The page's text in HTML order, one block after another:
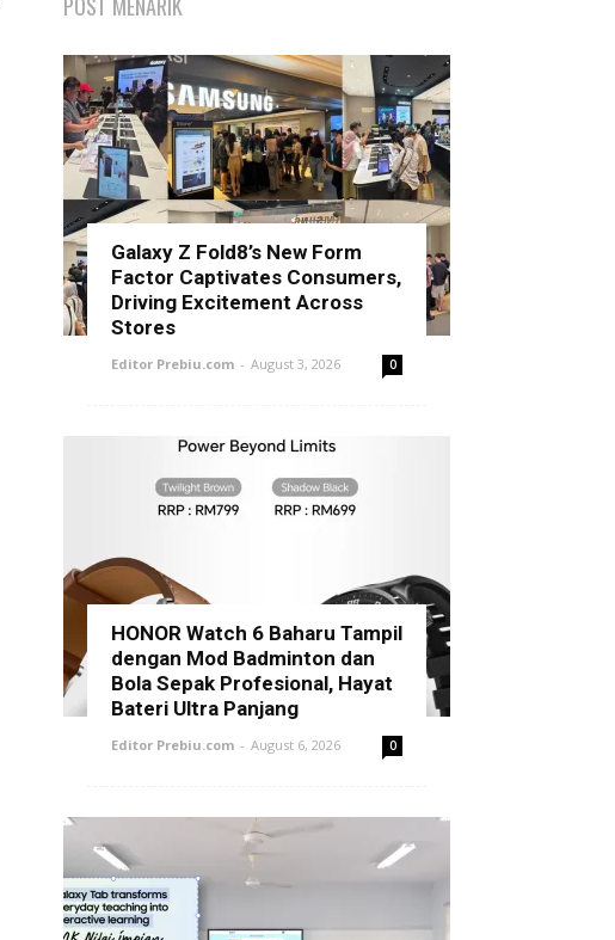
Galaxy Z Fold8’s New Form
Factor Captivates Consumers,
Driving Excitement Across
Stores
Editor Prebiu.com - August 3, 2026 0
HONOR Watch 6 Baharu Tampil
dengan Mod Badminton dan
Bola Sepak Profesional, Hayat
Bateri Ultra Panjang
Editor Prebiu.com - August 6, 2026 0